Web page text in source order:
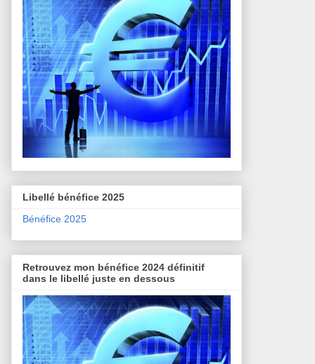
Libellé bénéfice 2025
Bénéfice 2025
Retrouvez mon bénéfice 2024 définitif
dans le libellé juste en dessous